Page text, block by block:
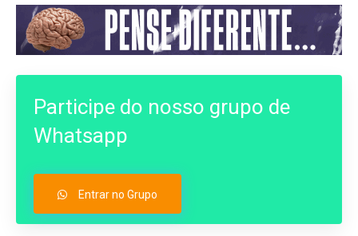
Participe do nosso grupo de
Whatsapp
Entrar no Grupo